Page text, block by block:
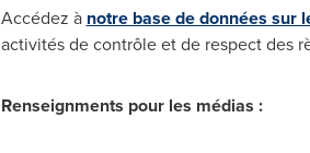
Accédez à notre base de données sur
activités de contrôle et de respect des
Renseignments pour les médias :